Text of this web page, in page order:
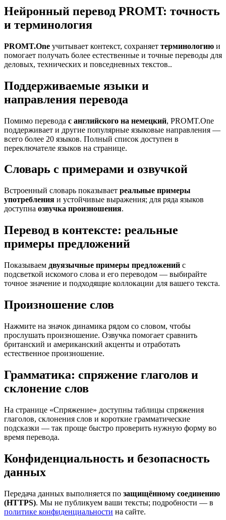
Нейронный перевод PROMT: точность
и терминология
PROMT.One учитывает контекст, сохраняет терминологию и
помогает получать более естественные и точные переводы для
деловых, технических и повседневных текстов..
Поддерживаемые языки и
направления перевода
Помимо перевода с английского на немецкий, PROMT.One
поддерживает и другие популярные языковые направления —
всего более 20 языков. Полный список доступен в
переключателе языков на странице.
Словарь с примерами и озвучкой
Встроенный словарь показывает реальные примеры
употребления и устойчивые выражения; для ряда языков
доступна озвучка произношения.
Перевод в контексте: реальные
примеры предложений
Показываем двуязычные примеры предложений с
подсветкой искомого слова и его переводом — выбирайте
точное значение и подходящие коллокации для вашего текста.
Произношение слов
Нажмите на значок динамика рядом со словом, чтобы
прослушать произношение. Озвучка помогает сравнить
британский и американский акценты и отработать
естественное произношение.
Грамматика: спряжение глаголов и
склонение слов
На странице «Спряжение» доступны таблицы спряжения
глаголов, склонения слов и короткие грамматические
подсказки — так проще быстро проверить нужную форму во
время перевода.
Конфиденциальность и безопасность
данных
Передача данных выполняется по защищённому соединению
(HTTPS). Мы не публикуем ваши тексты; подробности — в
политике конфиденциальности на сайте.